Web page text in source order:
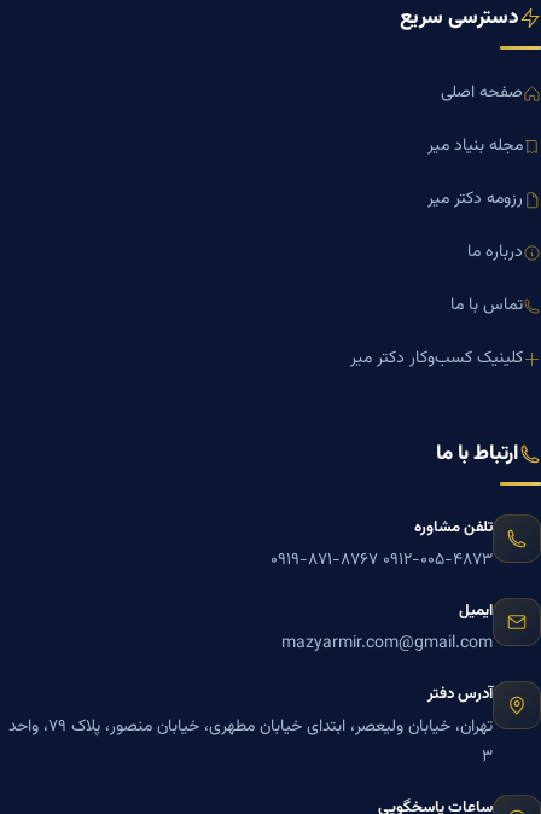
دسترسی سریع
صفحه اصلی
مجله بنیاد میر
رزومه دکتر میر
درباره ما
تماس با ما
کلینیک کسب‌وکار دکتر میر
ارتباط با ما
تلفن مشاوره
۰۹۱۲-۰۰۵-۴۸۷۳ ۰۹۱۹-۸۷۱-۸۷۶۷
ایمیل
mazyarmir.com@gmail.com
آدرس دفتر
تهران، خیابان ولیعصر، ابتدای خیابان مطهری، خیابان منصور، پلاک ۷۹، واحد
۳
ساعات پاسخگویی